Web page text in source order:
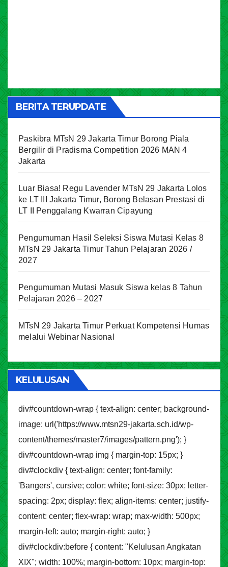
BERITA TERUPDATE
Paskibra MTsN 29 Jakarta Timur Borong Piala
Bergilir di Pradisma Competition 2026 MAN 4
Jakarta
Luar Biasa! Regu Lavender MTsN 29 Jakarta Lolos
ke LT III Jakarta Timur, Borong Belasan Prestasi di
LT II Penggalang Kwarran Cipayung
Pengumuman Hasil Seleksi Siswa Mutasi Kelas 8
MTsN 29 Jakarta Timur Tahun Pelajaran 2026 /
2027
Pengumuman Mutasi Masuk Siswa kelas 8 Tahun
Pelajaran 2026 – 2027
MTsN 29 Jakarta Timur Perkuat Kompetensi Humas
melalui Webinar Nasional
KELULUSAN
div#countdown-wrap { text-align: center; background-
image: url('https://www.mtsn29-jakarta.sch.id/wp-
content/themes/master7/images/pattern.png'); }
div#countdown-wrap img { margin-top: 15px; }
div#clockdiv { text-align: center; font-family:
'Bangers', cursive; color: white; font-size: 30px; letter-
spacing: 2px; display: flex; align-items: center; justify-
content: center; flex-wrap: wrap; max-width: 500px;
margin-left: auto; margin-right: auto; }
div#clockdiv:before { content: "Kelulusan Angkatan
XIX"; width: 100%; margin-bottom: 10px; margin-top: